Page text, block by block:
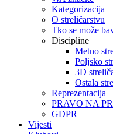
Kategorizacija
O streličarstvu
Tko se može
Discipline
Metno
Poljsko
3D
Ostala
Reprezentacija
PRAVO NA
GDPR
Vijesti